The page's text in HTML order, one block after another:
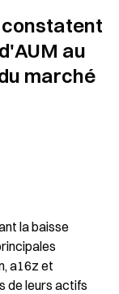
constatent
au
marché
la baisse
a16z et
de leurs actifs